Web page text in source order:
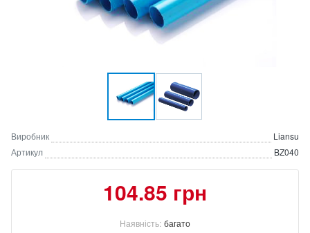
Виробник
Liansu
Артикул
BZ040
104.85 грн
Наявність: багато